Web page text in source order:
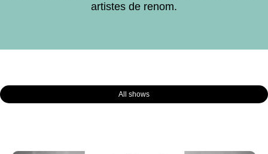
artistes de renom.
All shows